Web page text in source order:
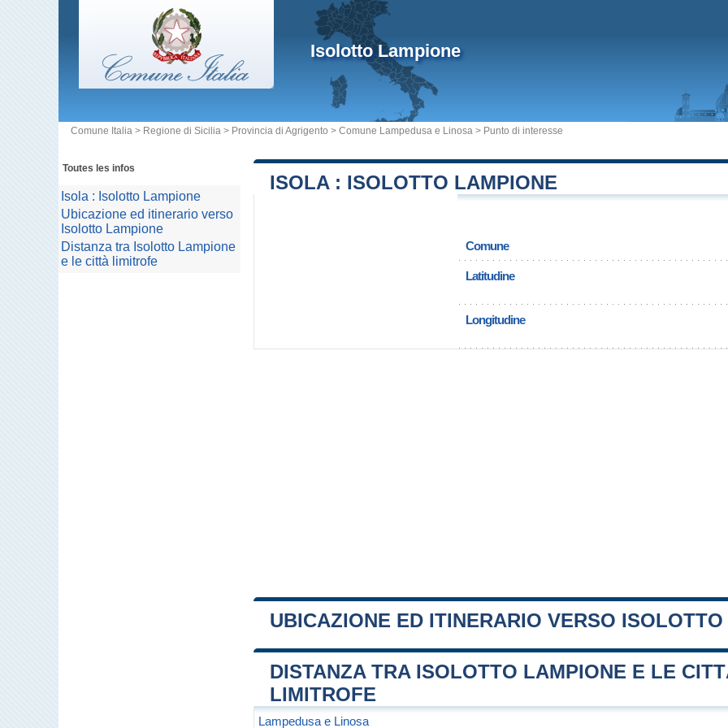
Isolotto Lampione
Comune Italia > Regione di Sicilia > Provincia di Agrigento > Comune Lampedusa e Linosa > Punto di interesse
ISOLA : ISOLOTTO LAMPIONE
Comune
Latitudine
Longitudine
UBICAZIONE ED ITINERARIO VERSO
+
−
DISTANZA TRA ISOLOTTO LAMPIONE E LE
LIMITROFE
Lampedusa e Linosa
Toutes les infos
Isola : Isolotto Lampione
Ubicazione ed itinerario verso
Isolotto Lampione
Distanza tra Isolotto Lampione
e le città limitrofe